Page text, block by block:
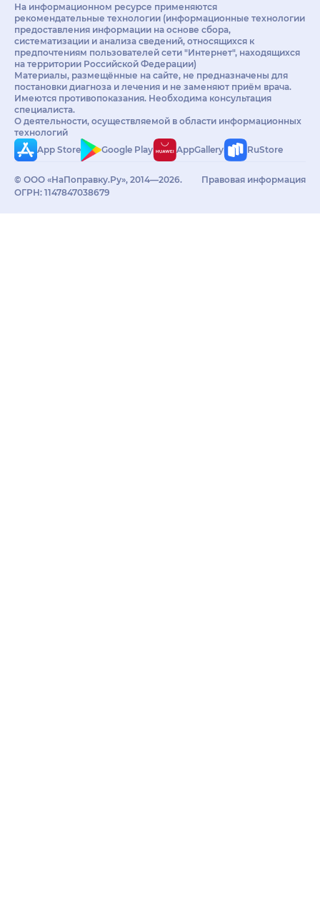
На информационном ресурсе применяются
рекомендательные технологии (информационные технологии
предоставления информации на основе сбора,
систематизации и анализа сведений, относящихся к
предпочтениям пользователей сети "Интернет", находящихся
на территории Российской Федерации)
Материалы, размещённые на сайте, не предназначены для
постановки диагноза и лечения и не заменяют приём врача.
Имеются противопоказания. Необходима консультация
специалиста.
О деятельности, осуществляемой в области информационных
технологий
App Store
Google Play AppGallery RuStore
© ООО «НаПоправку.Ру», 2014—2026.
ОГРН: 1147847038679
Правовая информация